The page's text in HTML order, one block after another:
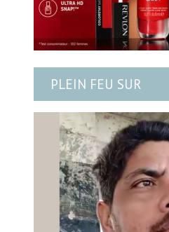
PLEIN FEU SUR